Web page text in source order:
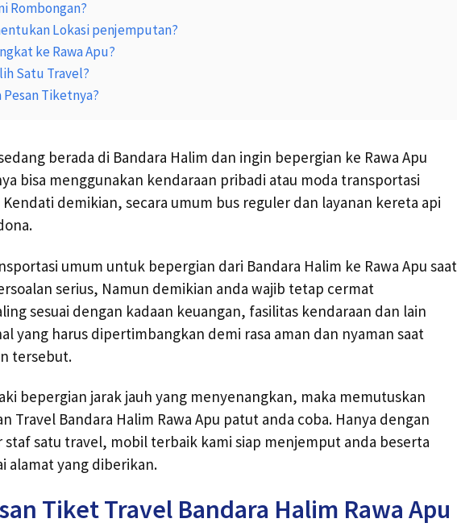
Rombongan?
Lokasi penjemputan?
ke Rawa Apu?
Satu Travel?
Pesan Tiketnya?
berada di Bandara Halim dan ingin bepergian ke Rawa Apu
bisa menggunakan kendaraan pribadi atau moda transportasi
demikian, secara umum bus reguler dan layanan kereta api
umum untuk bepergian dari Bandara Halim ke Rawa Apu saat
serius, Namun demikian anda wajib tetap cermat
sesuai dengan kadaan keuangan, fasilitas kendaraan dan lain
yang harus dipertimbangkan demi rasa aman dan nyaman saat
tersebut.
bepergian jarak jauh yang menyenangkan, maka memutuskan
Travel Bandara Halim Rawa Apu patut anda coba. Hanya dengan
satu travel, mobil terbaik kami siap menjemput anda beserta
alamat yang diberikan.
Tiket Travel Bandara Halim Rawa Apu